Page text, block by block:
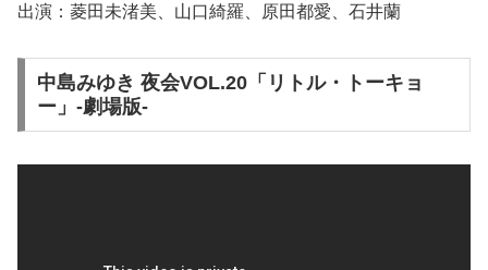
出演：菱田未渚美、山口綺羅、原田都愛、石井蘭
中島みゆき 夜会VOL.20「リトル・トーキョ
ー」-劇場版-